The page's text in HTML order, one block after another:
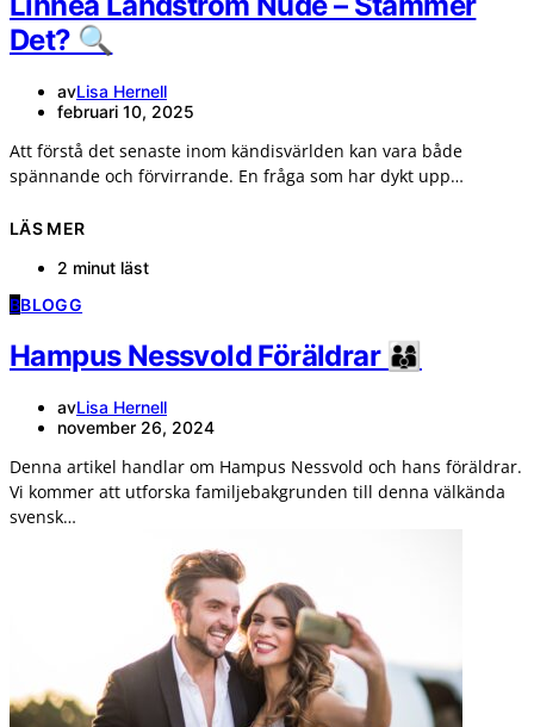
Det? 🔍
avLisa Hernell
februari 10, 2025
Att förstå det senaste inom kändisvärlden kan vara både
spännande och förvirrande. En fråga som har dykt upp…
LÄS MER
2 minut läst
BBLOGG
Hampus Nessvold Föräldrar 👨‍👩‍👦
avLisa Hernell
november 26, 2024
Denna artikel handlar om Hampus Nessvold och hans föräldrar.
Vi kommer att utforska familjebakgrunden till denna välkända
svensk…